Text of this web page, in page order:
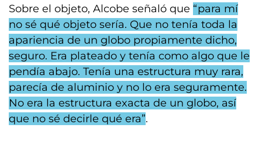
Sobre el objeto, Alcobe señaló que “para mí
no sé qué objeto sería. Que no tenía toda la
apariencia de un globo propiamente dicho,
seguro. Era plateado y tenía como algo que le
pendía abajo. Tenía una estructura muy rara,
parecía de aluminio y no lo era seguramente.
No era la estructura exacta de un globo, así
que no sé decirle qué era”.